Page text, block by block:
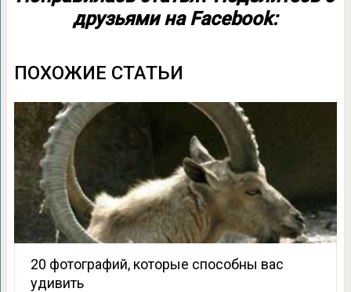
друзьями на Facebook:
ПОХОЖИЕ СТАТЬИ
20 фотографий, которые способны вас
удивить